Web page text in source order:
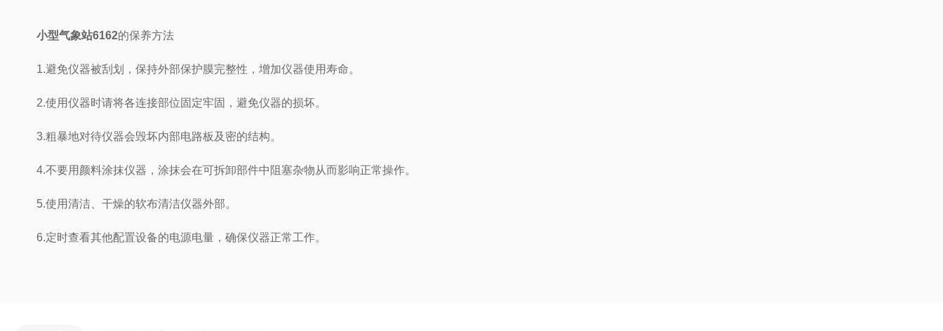
小型气象站6162的保养方法
1.避免仪器被刮划，保持外部保护膜完整性，增加仪器使用寿命。
2.使用仪器时请将各连接部位固定牢固，避免仪器的损坏。
3.粗暴地对待仪器会毁坏内部电路板及密的结构。
4.不要用颜料涂抹仪器，涂抹会在可拆卸部件中阻塞杂物从而影响正常操作。
5.使用清洁、干燥的软布清洁仪器外部。
6.定时查看其他配置设备的电源电量，确保仪器正常工作。